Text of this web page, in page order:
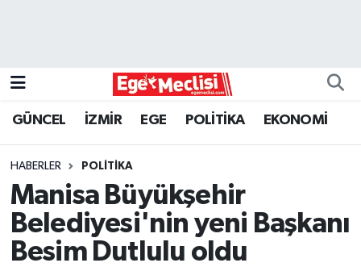
GÜNCEL İZMİR EGE POLİTİKA EKONOMİ
HABERLER POLİTİKA
Manisa Büyükşehir
Belediyesi'nin yeni Başkanı
Besim Dutlulu oldu
GÜNCEL
İZMİR
ÖZEL HABER